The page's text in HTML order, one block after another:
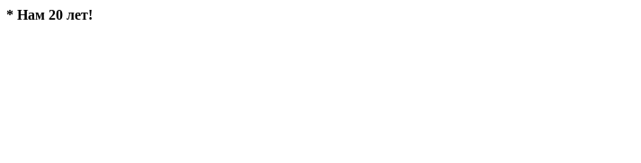
* Нам 20 лет!